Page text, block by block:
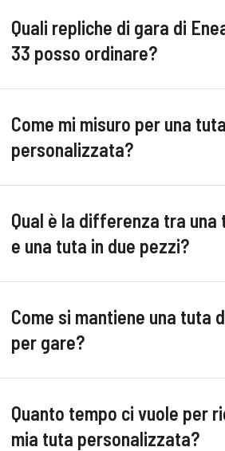
Quali repliche di gara di
33 posso ordinare?
Come mi misuro per una
personalizzata?
Qual è la differenza tra una
e una tuta in due pezzi?
Come si mantiene una tuta
per gare?
Quanto tempo ci vuole per
mia tuta personalizzata?